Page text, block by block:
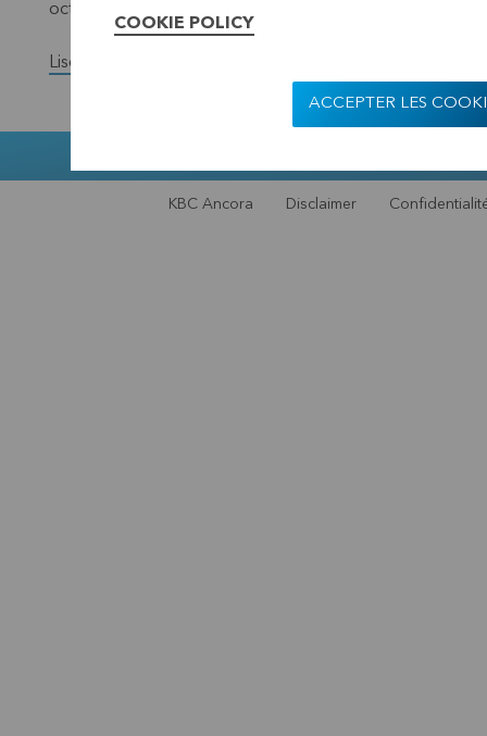
octobre 2022 inclus.
Lisez la version complète du communiqué de presse.
KBC Ancora Disclaimer
COOKIE POLICY
ACCEPTER LES